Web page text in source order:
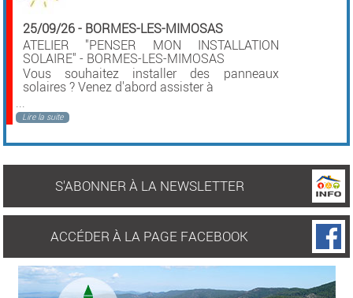
25/09/26- BORMES-LES-MIMOSAS
ATELIER "PENSER MON INSTALLATION
SOLAIRE" - BORMES-LES-MIMOSAS
Vous souhaitez installer des panneaux
solaires ? Venez d'abord assister à
Lire la suite
S'ABONNER À LA NEWSLETTER
ACCÉDER À LA PAGE FACEBOOK